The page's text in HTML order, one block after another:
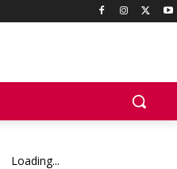
Loading...